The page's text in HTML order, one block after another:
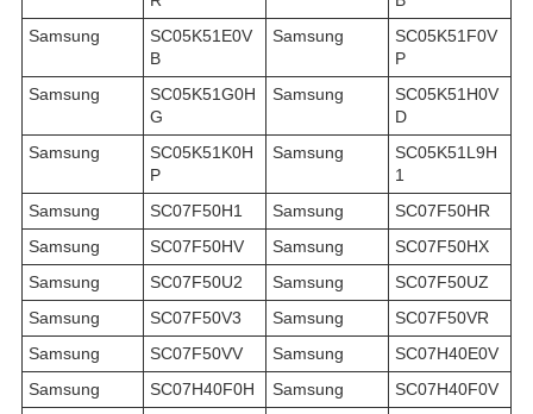
Samsung
SC05K51E0V
B
Samsung
SC05K51F0V
P
Samsung
SC05K51G0H
G
Samsung
SC05K51H0V
D
Samsung
SC05K51K0H
P
Samsung
SC05K51L9H
1
Samsung
SC07F50H1 Samsung
SC07F50HR
Samsung
SC07F50HV Samsung
SC07F50HX
Samsung
SC07F50U2 Samsung
SC07F50UZ
Samsung
SC07F50V3 Samsung
SC07F50VR
Samsung
SC07F50VV Samsung
SC07H40E0V
Samsung
SC07H40F0H Samsung
SC07H40F0V